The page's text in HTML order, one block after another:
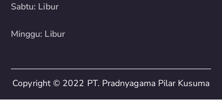
Sabtu: Libur
Minggu: Libur
Copyright © 2022 PT. Pradnyagama Pilar Kusuma